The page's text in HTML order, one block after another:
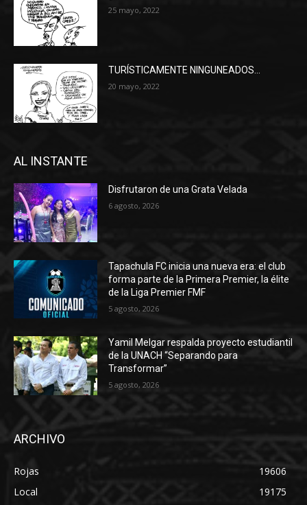
25 mayo, 2022
TURÍSTICAMENTE NINGUNEADOS…
20 mayo, 2022
AL INSTANTE
Disfrutaron de una Grata Velada
6 agosto, 2026
Tapachula FC inicia una nueva era: el club
forma parte de la Primera Premier, la élite
de la Liga Premier FMF
5 agosto, 2026
Yamil Melgar respalda proyecto estudiantil
de la UNACH “Separando para
Transformar”
5 agosto, 2026
ARCHIVO
Rojas
19606
Local
19175